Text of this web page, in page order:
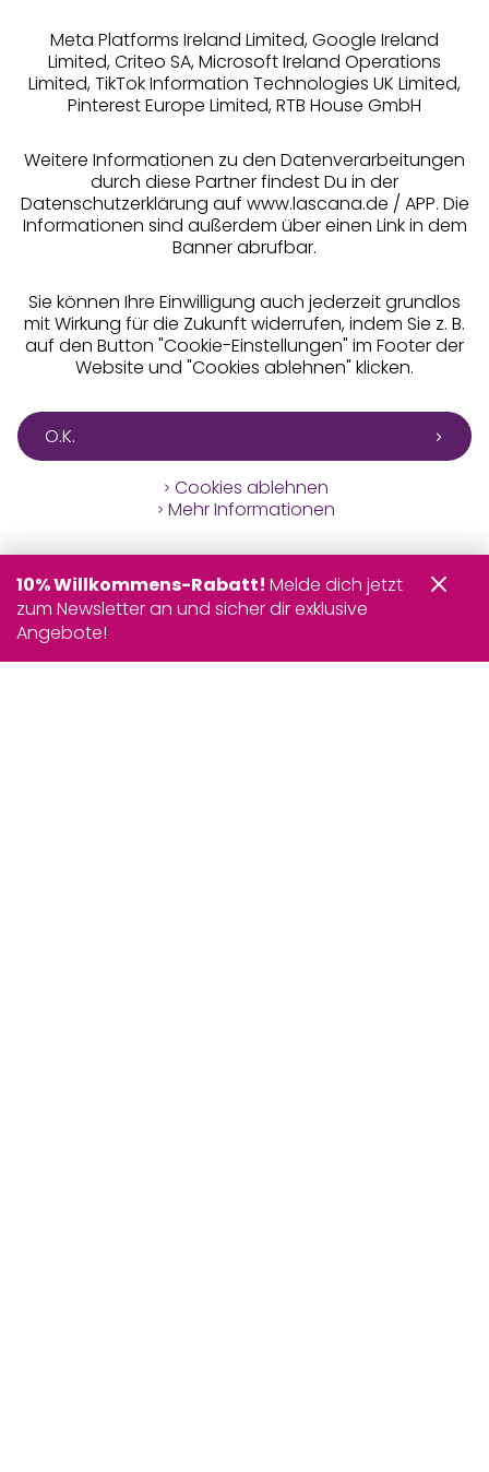
Alle Preise inkl. MwSt., zzgl.
Versandkosten
Meta Platforms Ireland Limited, Google Ireland
Limited, Criteo SA, Microsoft Ireland Operations
Limited, TikTok Information Technologies UK Limited,
Pinterest Europe Limited, RTB House GmbH
Weitere Informationen zu den Datenverarbeitungen
durch diese Partner findest Du in der
Datenschutzerklärung auf www.lascana.de / APP. Die
Informationen sind außerdem über einen Link in dem
Banner abrufbar.
Sie können Ihre Einwilligung auch jederzeit grundlos
mit Wirkung für die Zukunft widerrufen, indem Sie z. B.
auf den Button "Cookie-Einstellungen" im Footer der
Website und "Cookies ablehnen" klicken.
O.K.
Cookies ablehnen
Mehr Informationen
10% Willkommens-Rabatt! Melde dich jetzt
zum Newsletter an und sicher dir exklusive
Angebote!